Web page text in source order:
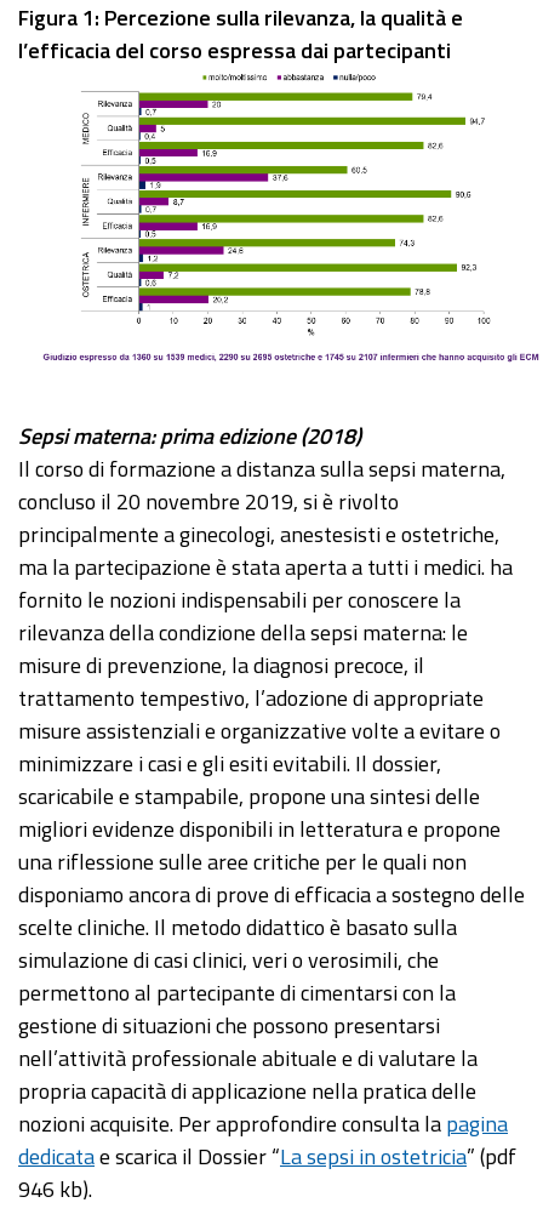
Figura 1: Percezione sulla rilevanza, la qualità e
l’efficacia del corso espressa dai partecipanti
Sepsi materna: prima edizione (2018)
Il corso di formazione a distanza sulla sepsi materna,
concluso il 20 novembre 2019, si è rivolto
principalmente a ginecologi, anestesisti e ostetriche,
ma la partecipazione è stata aperta a tutti i medici. ha
fornito le nozioni indispensabili per conoscere la
rilevanza della condizione della sepsi materna: le
misure di prevenzione, la diagnosi precoce, il
trattamento tempestivo, l’adozione di appropriate
misure assistenziali e organizzative volte a evitare o
minimizzare i casi e gli esiti evitabili. Il dossier,
scaricabile e stampabile, propone una sintesi delle
migliori evidenze disponibili in letteratura e propone
una riflessione sulle aree critiche per le quali non
disponiamo ancora di prove di efficacia a sostegno delle
scelte cliniche. Il metodo didattico è basato sulla
simulazione di casi clinici, veri o verosimili, che
permettono al partecipante di cimentarsi con la
gestione di situazioni che possono presentarsi
nell’attività professionale abituale e di valutare la
propria capacità di applicazione nella pratica delle
nozioni acquisite. Per approfondire consulta lapagina
dedicatae scarica il Dossier “La sepsi in ostetricia” (pdf
946 kb).